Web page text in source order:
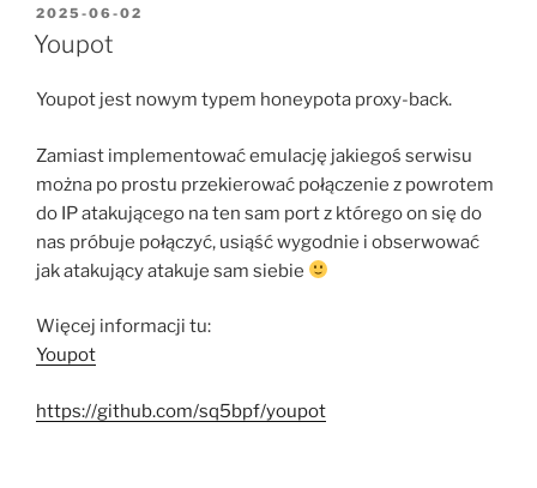
POSTED
ON
2025-06-02
Youpot
Youpot jest nowym typem honeypota proxy-back.
Zamiast implementować emulację jakiegoś serwisu
można po prostu przekierować połączenie z powrotem
do IP atakującego na ten sam port z którego on się do
nas próbuje połączyć, usiąść wygodnie i obserwować
jak atakujący atakuje sam siebie
Więcej informacji tu:
Youpot
https://github.com/sq5bpf/youpot